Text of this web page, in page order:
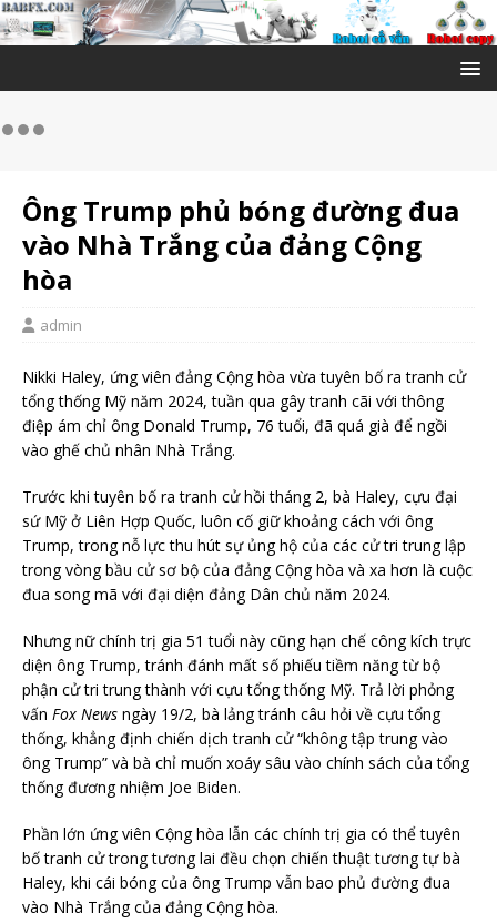
Ông Trump phủ bóng đường đua
vào Nhà Trắng của đảng Cộng
hòa
admin
Nikki Haley, ứng viên đảng Cộng hòa vừa tuyên bố ra tranh cử
tổng thống Mỹ năm 2024, tuần qua gây tranh cãi với thông
điệp ám chỉ ông Donald Trump, 76 tuổi, đã quá già để ngồi
vào ghế chủ nhân Nhà Trắng.
Trước khi tuyên bố ra tranh cử hồi tháng 2, bà Haley, cựu đại
sứ Mỹ ở Liên Hợp Quốc, luôn cố giữ khoảng cách với ông
Trump, trong nỗ lực thu hút sự ủng hộ của các cử tri trung lập
trong vòng bầu cử sơ bộ của đảng Cộng hòa và xa hơn là cuộc
đua song mã với đại diện đảng Dân chủ năm 2024.
Nhưng nữ chính trị gia 51 tuổi này cũng hạn chế công kích trực
diện ông Trump, tránh đánh mất số phiếu tiềm năng từ bộ
phận cử tri trung thành với cựu tổng thống Mỹ. Trả lời phỏng
vấn Fox News ngày 19/2, bà lảng tránh câu hỏi về cựu tổng
thống, khẳng định chiến dịch tranh cử “không tập trung vào
ông Trump” và bà chỉ muốn xoáy sâu vào chính sách của tổng
thống đương nhiệm Joe Biden.
Phần lớn ứng viên Cộng hòa lẫn các chính trị gia có thể tuyên
bố tranh cử trong tương lai đều chọn chiến thuật tương tự bà
Haley, khi cái bóng của ông Trump vẫn bao phủ đường đua
vào Nhà Trắng của đảng Cộng hòa.